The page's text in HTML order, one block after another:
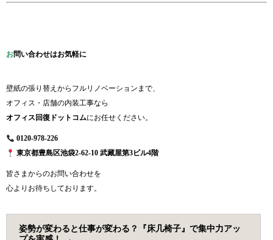
お問い合わせはお気軽に
壁紙の張り替えからフルリノベーションまで、
オフィス・店舗の内装工事なら
オフィス回復ドットコムにお任せください。
0120-978-226
東京都豊島区池袋2-62-10 武藏屋第3ビル4階
皆さまからのお問い合わせを
心よりお待ちしております。
姿勢が変わると仕事が変わる？『床几椅子』で集中力アッ